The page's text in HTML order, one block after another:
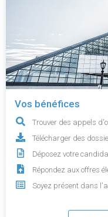
Vos bénéfices
Trouver des appels
Télécharger des
Déposez votre
Répondez aux offres
Soyez présent dans